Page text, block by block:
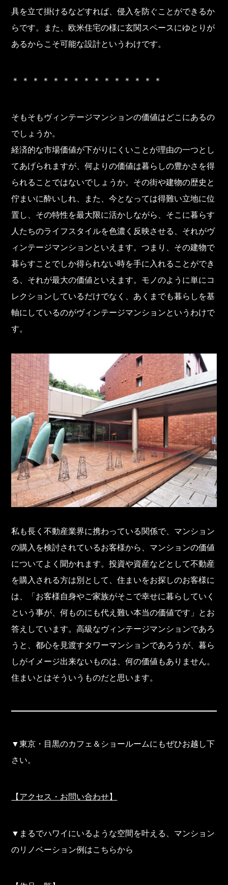
具を立て掛けるなどすれば、侵入を防ぐことができるか
らです。また、欧米住宅の様に玄関スペースにゆとりが
あるからこそ可能な設計というわけです。
＊ ＊ ＊ ＊ ＊ ＊ ＊ ＊ ＊ ＊ ＊ ＊ ＊ ＊ ＊
そもそもヴィンテージマンションの価値はどこにあるの
でしょうか。
経済的な市場価値が下がりにくいことが理由の一つとし
てあげられますが、何よりの価値は暮らしの豊かさを得
られることではないでしょうか。その街や建物の歴史と
佇まいに酔いしれ、また、今となっては得難い立地に位
置し、その特性を最大限に活かしながら、そこに暮らす
人たちのライフスタイルを色濃く反映させる、それがヴ
ィンテージマンションといえます。つまり、その建物で
暮らすことでしか得られない時を手に入れることができ
る、それが最大の価値といえます。モノのように単にコ
レクションしているだけでなく、あくまでも暮らしを基
軸にしているのがヴィンテージマンションというわけで
す。
私も長く不動産業界に携わっている関係で、マンション
の購入を検討されているお客様から、マンションの価値
についてよく聞かれます。投資や資産などとして不動産
を購入される方は別として、住まいをお探しのお客様に
は、「お客様自身やご家族がそこで幸せに暮らしていく
という事が、何ものにも代え難い本当の価値です」とお
答えしています。高級なヴィンテージマンションであろ
うと、都心を見渡すタワーマンションであろうが、暮ら
しがイメージ出来ないものは、何の価値もありません。
住まいとはそういうものだと思います。
▼東京・目黒のカフェ＆ショールームにもぜひお越し下
さい。
【アクセス・お問い合わせ】
▼まるでハワイにいるような空間を叶える、マンション
のリノベーション例はこちらから